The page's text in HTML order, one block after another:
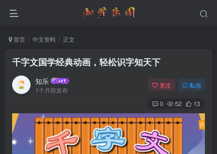
首页 中文资料 正文
千字文国学经典动画，轻松识字知天下
知乐
1个月前发布
关注 私信
0 52 13